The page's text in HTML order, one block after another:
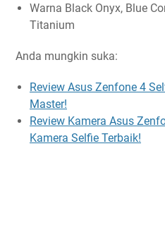
Warna Black Onyx, Blue
Titanium
Anda mungkin suka:
Review Asus Zenfone 4
Master!
Review Kamera Asus
Kamera Selfie Terbaik!